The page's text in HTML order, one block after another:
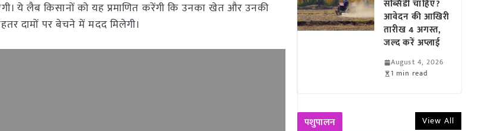
ये लैब किसानों को यह प्रमाणित करेंगी कि उनका खेत और उनकी
दामों पर बेचने में मदद मिलेगी।
सब्सिडी चाहिए?
आवेदन की आखिरी
तारीख 4 अगस्त,
जल्द करें अप्लाई
August 4, 2026
1 min read
पशुपालन View All